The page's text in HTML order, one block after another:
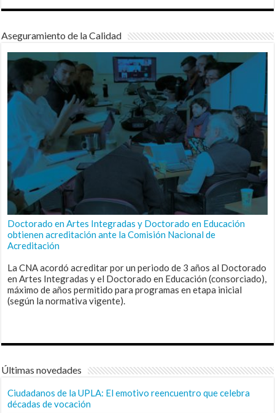
Aseguramiento de la Calidad
Doctorado en Artes Integradas y Doctorado en Educación
obtienen acreditación ante la Comisión Nacional de
Acreditación
La CNA acordó acreditar por un periodo de 3 años al Doctorado
en Artes Integradas y el Doctorado en Educación (consorciado),
máximo de años permitido para programas en etapa inicial
(según la normativa vigente).
Últimas novedades
Ciudadanos de la UPLA: El emotivo reencuentro que celebra
décadas de vocación